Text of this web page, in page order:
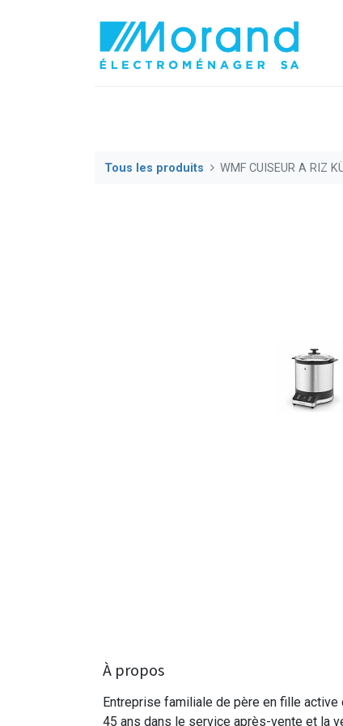
Tous les produits WMF CUISEUR A RIZ
À propos
Entreprise familiale de père en fille
45 ans dans le service après-vente et la